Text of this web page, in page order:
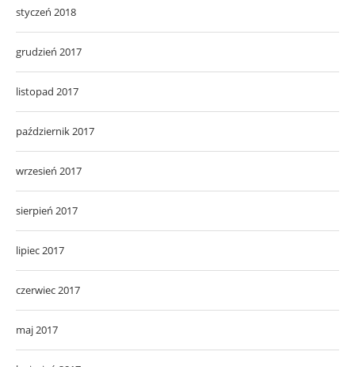
styczeń 2018
grudzień 2017
listopad 2017
październik 2017
wrzesień 2017
sierpień 2017
lipiec 2017
czerwiec 2017
maj 2017